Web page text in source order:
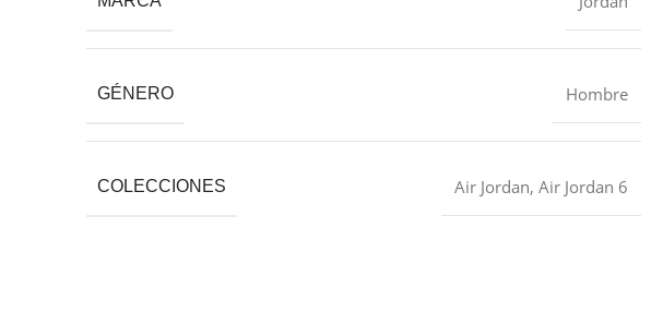
GÉNERO Hombre
COLECCIONES Air Jordan, Air Jordan 6